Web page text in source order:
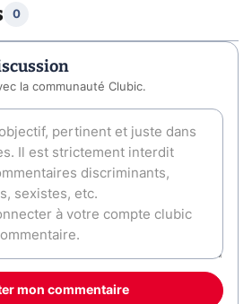
0
la communauté Clubic.
mon commentaire